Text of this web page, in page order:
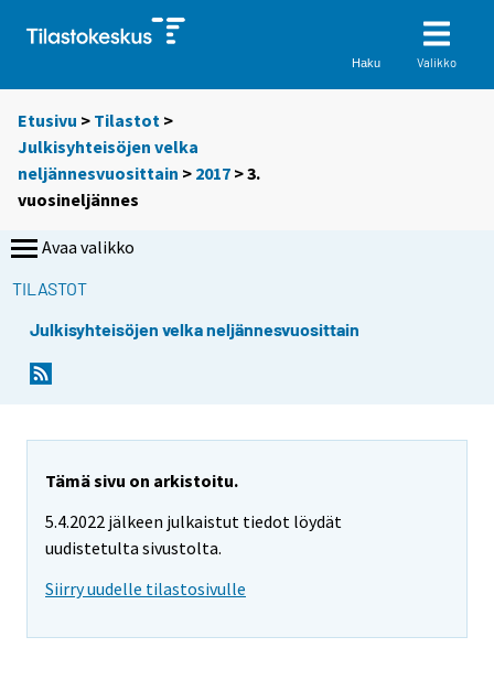
Haku Valikko
Etusivu > Tilastot >
Julkisyhteisöjen velka
neljännesvuosittain > 2017 >3.
vuosineljännes
Avaa valikko
TILASTOT
Julkisyhteisöjen velka neljännesvuosittain
Tämä sivu on arkistoitu.
5.4.2022 jälkeen julkaistut tiedot löydät
uudistetulta sivustolta.
Siirry uudelle tilastosivulle